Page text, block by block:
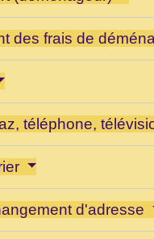
des frais de
téléphone,
d'adresse